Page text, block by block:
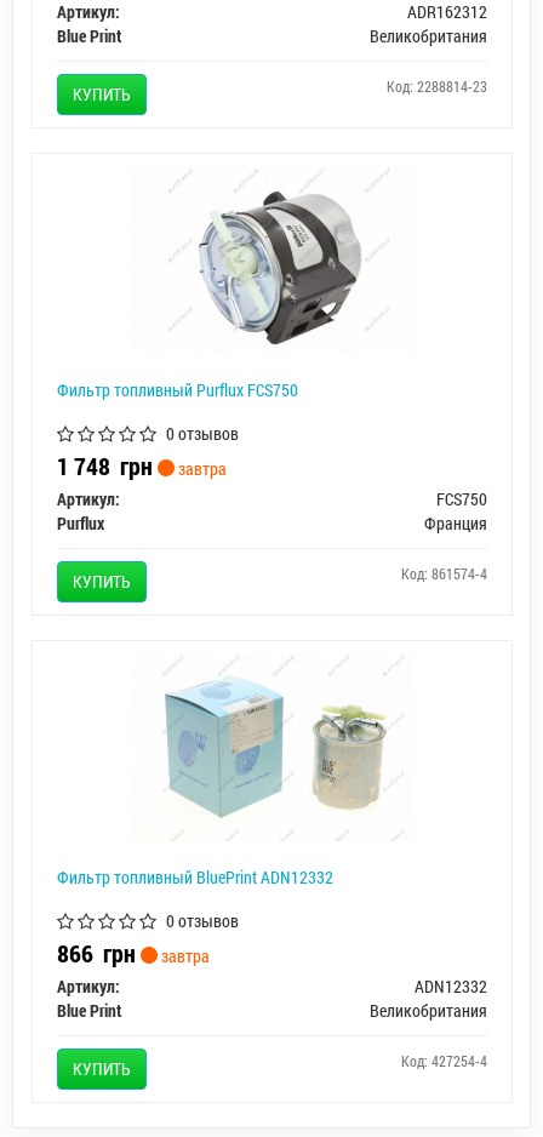
Артикул:
ADR162312
Blue Print
Великобритания
КУПИТЬ Код: 2288814-23
Фильтр топливный Purflux FCS750
0 отзывов
1 748 грн
завтра
Артикул:
FCS750
Purflux
Франция
КУПИТЬ Код: 861574-4
Фильтр топливный BluePrint ADN12332
0 отзывов
866 грн
завтра
Артикул:
ADN12332
Blue Print
Великобритания
КУПИТЬ Код: 427254-4